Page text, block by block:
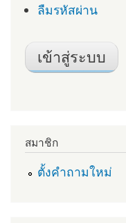
ลืมรหัสผ่าน
สมาชิก
ตั้งคำถามใหม่